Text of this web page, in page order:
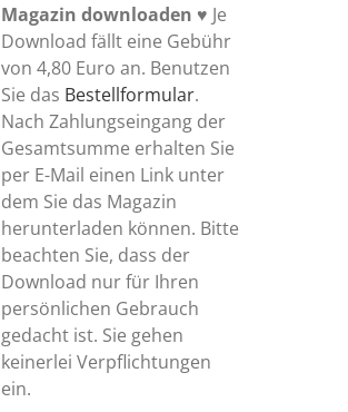
Magazin downloaden ♥ Je
Download fällt eine Gebühr
von 4,80 Euro an. Benutzen
Sie das Bestellformular.
Nach Zahlungseingang der
Gesamtsumme erhalten Sie
per E-Mail einen Link unter
dem Sie das Magazin
herunterladen können. Bitte
beachten Sie, dass der
Download nur für Ihren
persönlichen Gebrauch
gedacht ist. Sie gehen
keinerlei Verpflichtungen
ein.